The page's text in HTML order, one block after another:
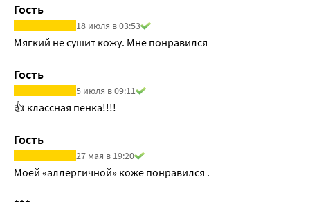
Гость
18 июля в 03:53
Мягкий не сушит кожу. Мне понравился
Гость
5 июля в 09:11
👍 классная пенка!!!!
Гость
27 мая в 19:20
Моей «аллергичной» коже понравился .